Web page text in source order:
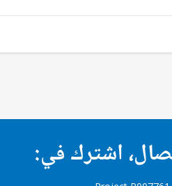
اشترك في: